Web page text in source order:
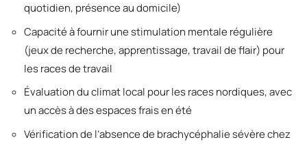
quotidien, présence au domicile)
Capacité à fournir une stimulation mentale régulière
(jeux de recherche, apprentissage, travail de flair) pour
les races de travail
Évaluation du climat local pour les races nordiques, avec
un accès à des espaces frais en été
Vérification de l’absence de brachycéphalie sévère chez